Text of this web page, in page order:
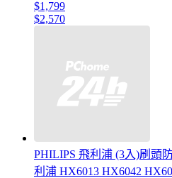
$1,799
$2,570
PHILIPS 飛利浦 (3入)刷頭
利浦 HX6013 HX6042